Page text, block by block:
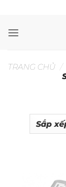
nội
TRANG CHỦ /